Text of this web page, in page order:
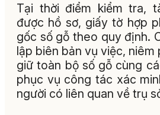
Tại thời điểm kiểm tra,
được hồ sơ, giấy tờ hợp
gốc số gỗ theo quy định.
lập biên bản vụ việc,
giữ toàn bộ số gỗ cùng
phục vụ công tác xác
người có liên quan về trụ